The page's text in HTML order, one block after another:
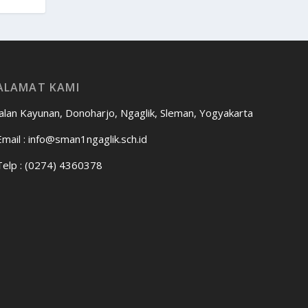
KAMI
Kayunan, Donoharjo, Ngaglik, Sleman, Yogyakarta
: info@sman1ngaglik.sch.id
: (0274) 4360378